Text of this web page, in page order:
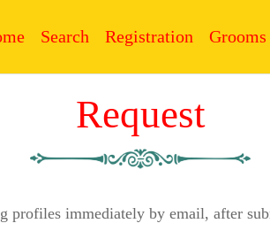
Search Registration Grooms
Request
profiles immediately by email, after